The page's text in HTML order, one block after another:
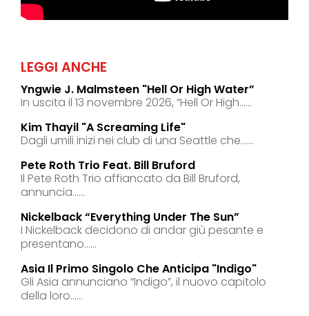
LEGGI ANCHE
Yngwie J. Malmsteen "hell Or High Water”
In uscita il 13 novembre 2026, “Hell Or High......
Kim Thayil "a Screaming Life"
Dagli umili inizi nei club di una Seattle che......
Pete Roth Trio Feat. Bill Bruford
Il Pete Roth Trio affiancato da Bill Bruford,
annuncia......
Nickelback “everything Under The Sun”
I Nickelback decidono di andar giù pesante e
presentano......
Asia Il Primo Singolo Che Anticipa "indigo"
Gli Asia annunciano “Indigo”, il nuovo capitolo
della loro......